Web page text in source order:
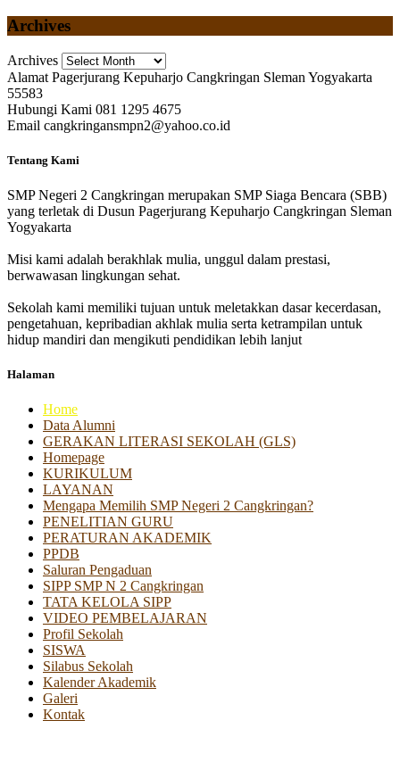
Archives
Archives
Alamat Pagerjurang Kepuharjo Cangkringan Sleman Yogyakarta
55583
Hubungi Kami 081 1295 4675
Email cangkringansmpn2@yahoo.co.id
Tentang Kami
SMP Negeri 2 Cangkringan merupakan SMP Siaga Bencara (SBB)
yang terletak di Dusun Pagerjurang Kepuharjo Cangkringan Sleman
Yogyakarta
Misi kami adalah berakhlak mulia, unggul dalam prestasi,
berwawasan lingkungan sehat.
Sekolah kami memiliki tujuan untuk meletakkan dasar kecerdasan,
pengetahuan, kepribadian akhlak mulia serta ketrampilan untuk
hidup mandiri dan mengikuti pendidikan lebih lanjut
Halaman
Home
Data Alumni
GERAKAN LITERASI SEKOLAH (GLS)
Homepage
KURIKULUM
LAYANAN
Mengapa Memilih SMP Negeri 2 Cangkringan?
PENELITIAN GURU
PERATURAN AKADEMIK
PPDB
Saluran Pengaduan
SIPP SMP N 2 Cangkringan
TATA KELOLA SIPP
VIDEO PEMBELAJARAN
Profil Sekolah
SISWA
Silabus Sekolah
Kalender Akademik
Galeri
Kontak